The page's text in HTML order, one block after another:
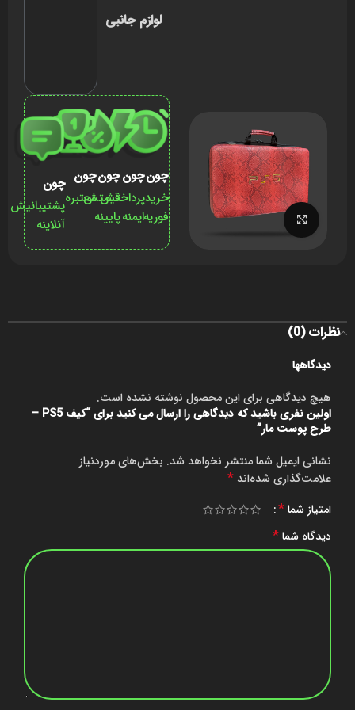
برای بزرگنمایی کلیک کنید
لوازم جانبی
چون
خرید
فوریه
چون
پرداختش
ایمنه
چون
قیمتش
پایینه
چون
معتبره
چون
پشتیبانیش
آنلاینه
نظرات (0)
دیدگاهها
هیچ دیدگاهی برای این محصول نوشته نشده است.
اولین نفری باشید که دیدگاهی را ارسال می کنید برای “کیف PS5 –
طرح پوست مار”
نشانی ایمیل شما منتشر نخواهد شد. بخش‌های موردنیاز
علامت‌گذاری شده‌اند *
امتیاز شما*
دیدگاه شما*